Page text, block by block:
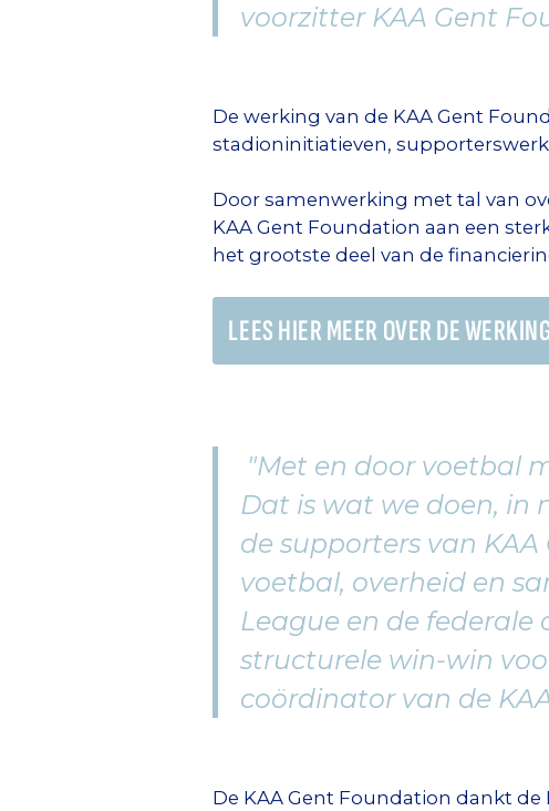
voorzitter KAA Gent
De werking van de KAA Gent
stadioninitiatieven,
Door samenwerking met tal van
KAA Gent Foundation aan een
het grootste deel van de
LEES HIER MEER OVER DE
"Met en door voetbal
Dat is wat we doen, in
de supporters van
voetbal, overheid en
League en de
structurele win-win
coördinator van de
De KAA Gent Foundation dankt